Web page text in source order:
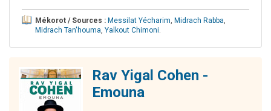
Mékorot / Sources : Messilat Yécharim, Midrach Rabba,
Midrach Tan'houma, Yalkout Chimoni.
Rav Yigal Cohen -
Emouna